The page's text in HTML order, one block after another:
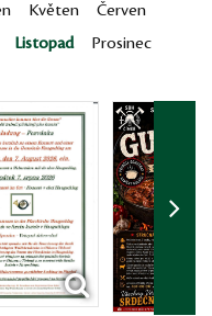
Květen
Červen
Listopad Prosinec